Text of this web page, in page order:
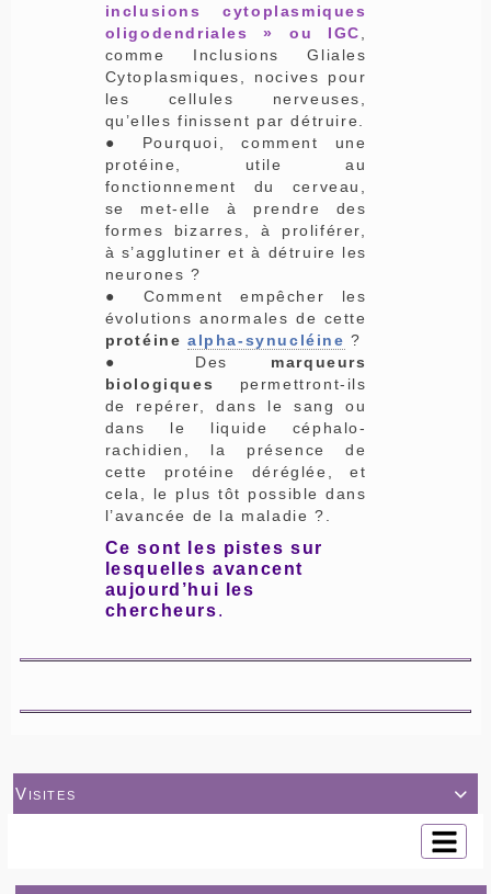
inclusions cytoplasmiques
oligodendriales » ou IGC
comme Inclusions Gliales
Cytoplasmiques, nocives pour
les cellules nerveuses,
qu’elles finissent par détruire.
● Pourquoi, comment une
protéine, utile au
fonctionnement du cerveau,
se met-elle à prendre des
formes bizarres, à proliférer,
à s’agglutiner et à détruire les
neurones ?
● Comment empêcher les
évolutions anormales de cette
protéine alpha-synucléine ?
● Des marqueurs
biologiques
permettront-ils
de repérer, dans le sang ou
dans le liquide céphalo-
rachidien, la présence de
cette protéine déréglée, et
cela, le plus tôt possible dans
l’avancée de la maladie ?.
Ce sont les pistes sur
lesquelles avancent
aujourd’hui les
chercheurs.

Visites